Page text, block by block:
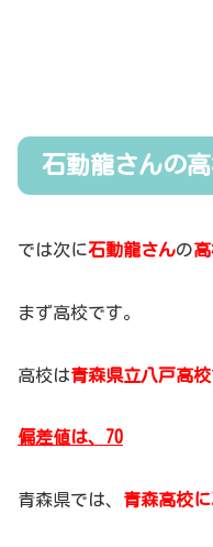
石動龍さんの
では次に石動龍さんの
まず高校です。
高校は青森県立八戸高校
偏差値は、70
青森県では、 青森高校